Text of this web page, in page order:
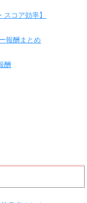
コア効率】
報酬まとめ
酬